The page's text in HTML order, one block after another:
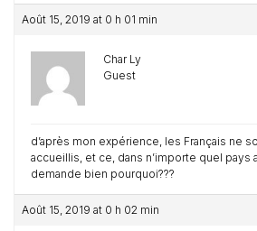
Août 15, 2019 at 0 h 01 min
Char Ly
Guest
d’après mon expérience, les Français ne
accueillis, et ce, dans n’importe quel pays
demande bien pourquoi???
Août 15, 2019 at 0 h 02 min